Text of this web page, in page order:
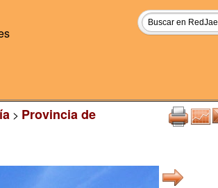
> Provincia de